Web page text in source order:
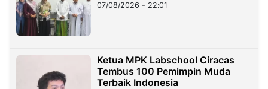
07/08/2026 - 22:01
Ketua MPK Labschool Ciracas
Tembus 100 Pemimpin Muda
Terbaik Indonesia